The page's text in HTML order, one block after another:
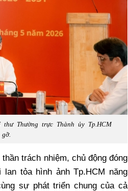
Thường trực Thành ủy Tp.HCM
trách nhiệm, chủ động đóng
tỏa hình ảnh Tp.HCM năng
sự phát triển chung của cả